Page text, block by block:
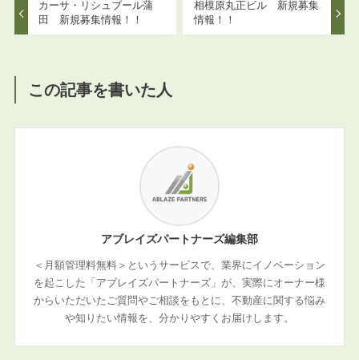
カーサ・リシュブール蒲
田 新規募集情報！！
相模原丸正ビル 新規募集
情報！！
この記事を書いた人
アブレイズパートナーズ編集部
＜月額管理料無料＞というサービスで、業界にイノベーション
を起こした「アブレイズパートナーズ」が、実際にオーナー様
からいただいたご質問やご相談をもとに、不動産に関する悩み
や知りたい情報を、分かりやすくお届けします。